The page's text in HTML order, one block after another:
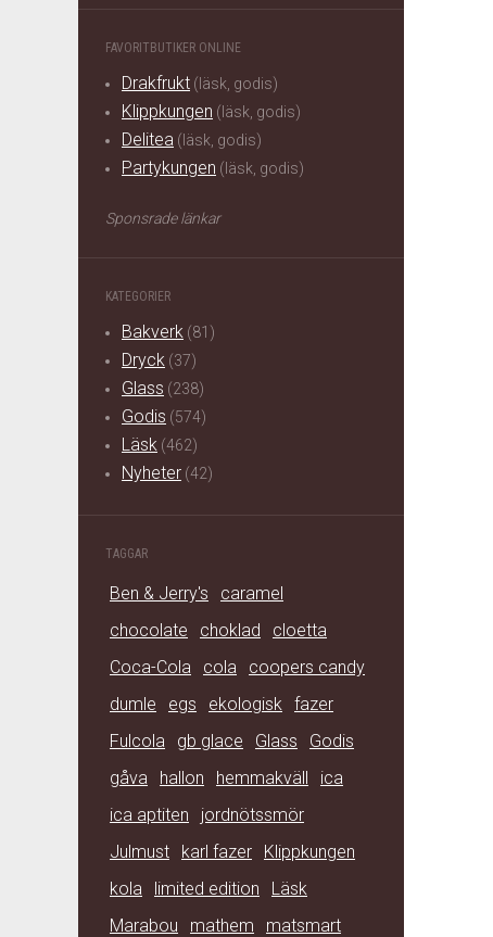
FAVORITBUTIKER ONLINE
Drakfrukt (läsk, godis)
Klippkungen (läsk, godis)
Delitea (läsk, godis)
Partykungen (läsk, godis)
Sponsrade länkar
KATEGORIER
Bakverk (81)
Dryck (37)
Glass (238)
Godis (574)
Läsk (462)
Nyheter (42)
TAGGAR
Ben & Jerry's
caramel
chocolate
choklad
cloetta
Coca-Cola
cola
coopers candy
dumle
egs ekologisk fazer
Fulcola
gb glace Glass
Godis
gåva
hallon hemmakväll
ica
ica aptiten
jordnötssmör
Julmust
karl fazer
Klippkungen
kola
limited edition
Läsk
Marabou
mathem
matsmart